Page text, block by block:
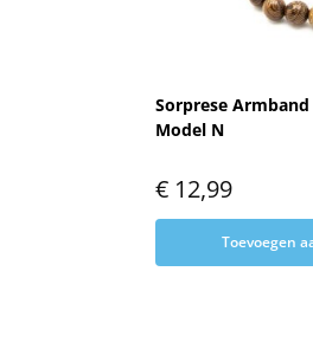
Sorprese Armband
Model N
€12,99
Toevoegen